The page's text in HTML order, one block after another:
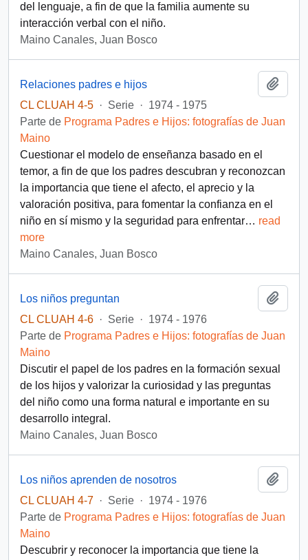
del lenguaje, a fin de que la familia aumente su
interacción verbal con el niño.
Maino Canales, Juan Bosco
Relaciones padres e hijos
CL CLUAH 4-5 · Serie · 1974 - 1975
Parte de Programa Padres e Hijos: fotografías de Juan
Maino
Cuestionar el modelo de enseñanza basado en el
temor, a fin de que los padres descubran y reconozcan
la importancia que tiene el afecto, el aprecio y la
valoración positiva, para fomentar la confianza en el
niño en sí mismo y la seguridad para enfrentar… read
more
Maino Canales, Juan Bosco
Los niños preguntan
CL CLUAH 4-6 · Serie · 1974 - 1976
Parte de Programa Padres e Hijos: fotografías de Juan
Maino
Discutir el papel de los padres en la formación sexual
de los hijos y valorizar la curiosidad y las preguntas
del niño como una forma natural e importante en su
desarrollo integral.
Maino Canales, Juan Bosco
Los niños aprenden de nosotros
CL CLUAH 4-7 · Serie · 1974 - 1976
Parte de Programa Padres e Hijos: fotografías de Juan
Maino
Descubrir y reconocer la importancia que tiene la